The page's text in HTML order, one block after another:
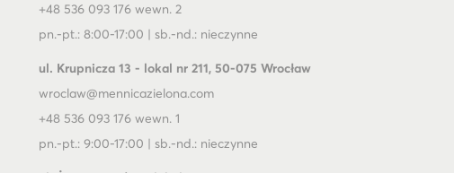
+48 536 093 176 wewn. 2
pn.-pt.: 8:00-17:00 | sb.-nd.: nieczynne
ul. Krupnicza 13 - lokal nr 211, 50-075 Wrocław
wroclaw@mennicazielona.com
+48 536 093 176 wewn. 1
pn.-pt.: 9:00-17:00 | sb.-nd.: nieczynne